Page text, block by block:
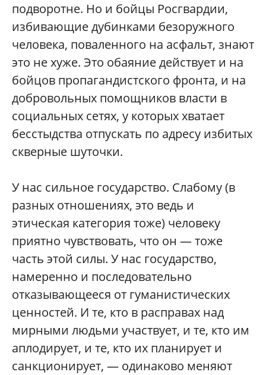
подворотне. Но и бойцы Росгвардии,
избивающие дубинками безоружного
человека, поваленного на асфальт, знают
это не хуже. Это обаяние действует и на
бойцов пропагандистского фронта, и на
добровольных помощников власти в
социальных сетях, у которых хватает
бесстыдства отпускать по адресу избитых
скверные шуточки.
У нас сильное государство. Слабому (в
разных отношениях, это ведь и
этическая категория тоже) человеку
приятно чувствовать, что он — тоже
часть этой силы. У нас государство,
намеренно и последовательно
отказывающееся от гуманистических
ценностей. И те, кто в расправах над
мирными людьми участвует, и те, кто им
аплодирует, и те, кто их планирует и
санкционирует, — одинаково меняют